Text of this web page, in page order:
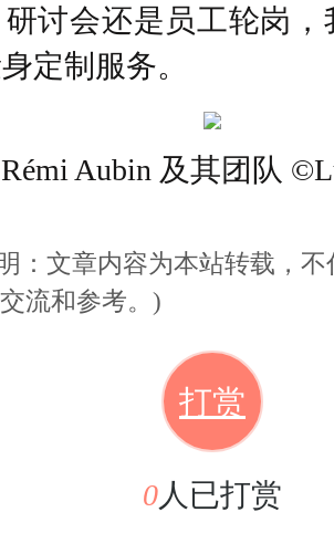
讨会还是员工轮岗
定制服务。
Rémi Aubin 及其团队
文章内容为本站转载，不
交流和参考。 )
打赏
0人已打赏